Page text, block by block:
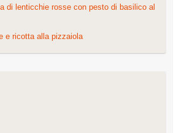
di lenticchie rosse con pesto di basilico al
e ricotta alla pizzaiola